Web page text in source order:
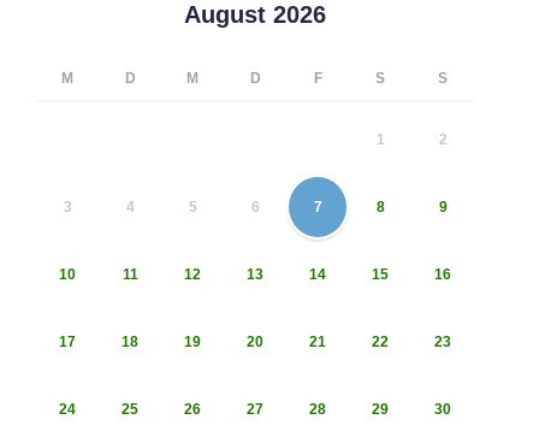
August 2026
M D M D F S S
1 2
3 4 5 6 7 8 9
10 11 12 13 14 15 16
17 18 19 20 21 22 23
24 25 26 27 28 29 30